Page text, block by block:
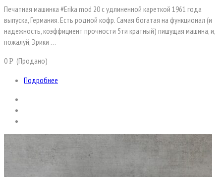
Печатная машинка #Erika mod 20 с удлиненной кареткой 1961 года
выпуска, Германия. Есть родной кофр. Самая богатая на функционал (и
надежность, коэффициент прочности 5ти кратный) пишущая машина, и,
пожалуй, Эрики …
0Р (Продано)
Подробнее